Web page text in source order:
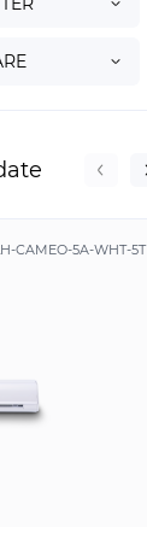
CAMEO-5A-WHT-5T